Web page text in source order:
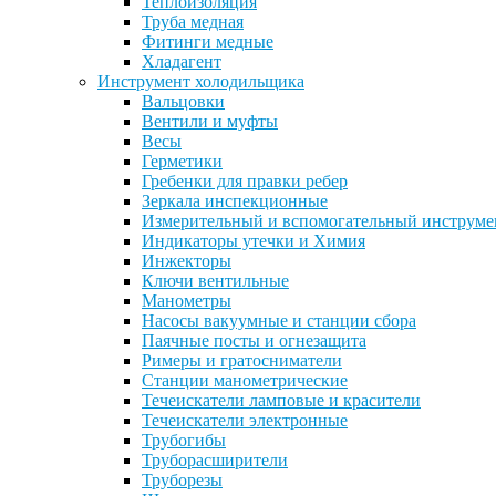
Труба медная
Фитинги медные
Хладагент
Инструмент холодильщика
Вальцовки
Вентили и муфты
Весы
Герметики
Гребенки для правки ребер
Зеркала инспекционные
Измерительный и вспомогательный
Индикаторы утечки и Химия
Инжекторы
Ключи вентильные
Манометры
Насосы вакуумные и станции сбора
Паячные посты и огнезащита
Римеры и гратосниматели
Станции манометрические
Течеискатели ламповые и красители
Течеискатели электронные
Трубогибы
Труборасширители
Труборезы